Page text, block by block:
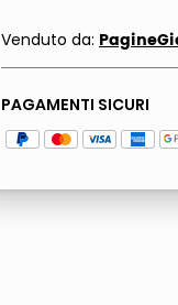
Venduto da:
PAGAMENTI SICURI